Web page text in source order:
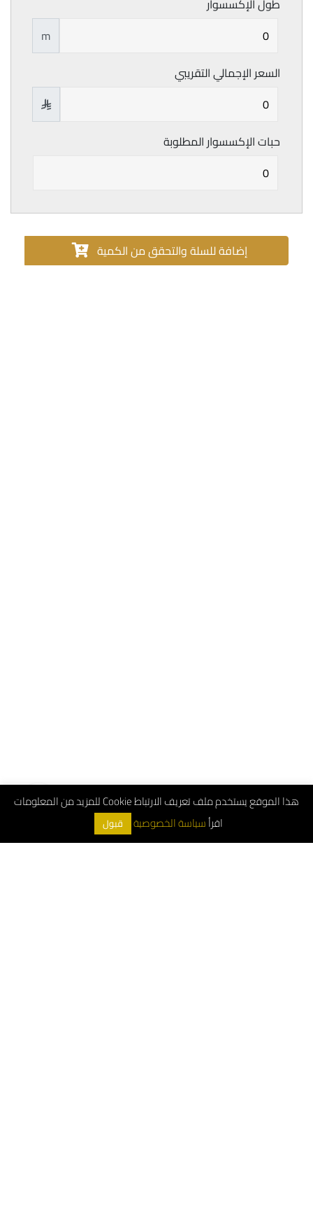
m
السعر الإجمالي التقريبي

حبات الإكسسوار المطلوبة
إضافة للسلة والتحقق من الكمية
هذا الموقع يستخدم ملف تعريف الارتباط Cookie للمزيد من المعلومات
اقرأسياسة الخصوصية قبول